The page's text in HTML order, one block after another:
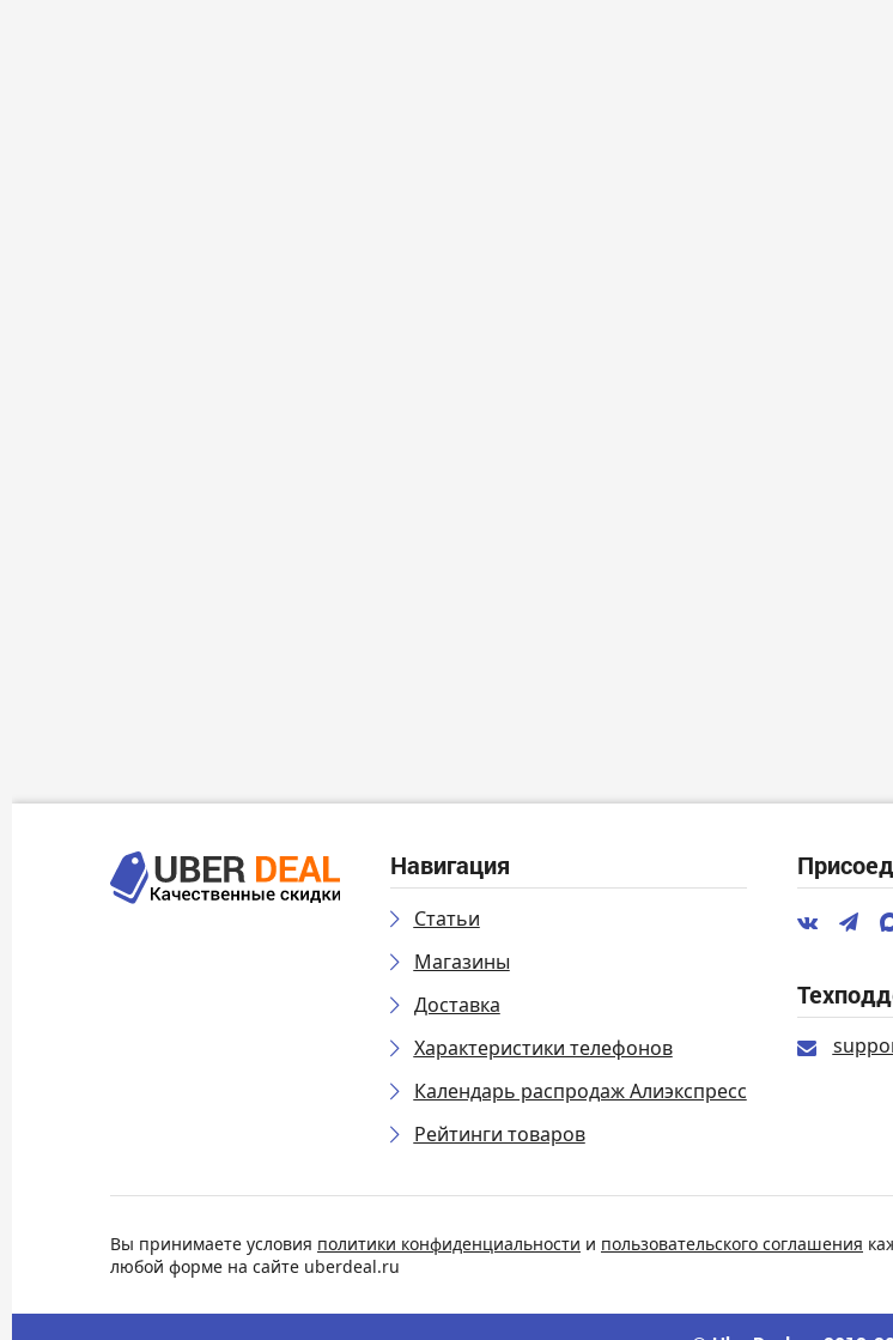
Навигация
Статьи
Магазины
Доставка
Характеристики телефонов
Календарь распродаж Алиэкспресс
Рейтинги товаров
Вы принимаете условия политики конфиденциальности и пользовательского соглашения
любой форме на сайте uberdeal.ru